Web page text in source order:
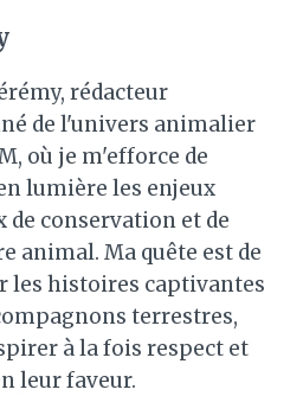
rédacteur
de l'univers animalier
où je m'efforce de
lumière les enjeux
de conservation et de
animal. Ma quête est de
les histoires captivantes
terrestres,
à la fois respect et
leur faveur.